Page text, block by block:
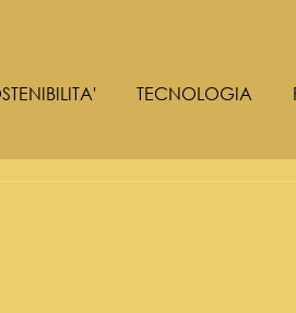
TECNOLOGIA